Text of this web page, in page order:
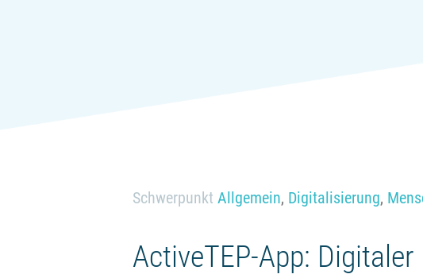
Schwerpunkt Allgemein, Digitalisierung,
ActiveTEP-App: